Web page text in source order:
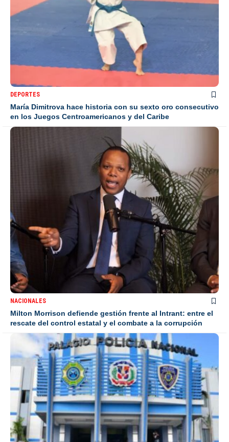
DEPORTES
María Dimitrova hace historia con su sexto oro consecutivo
en los Juegos Centroamericanos y del Caribe
NACIONALES
Milton Morrison defiende gestión frente al Intrant: entre el
rescate del control estatal y el combate a la corrupción